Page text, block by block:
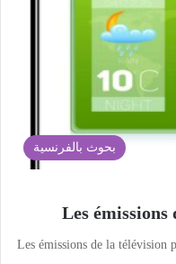
بحوث بالفرنسية
Les émissions
Les émissions de la télévision